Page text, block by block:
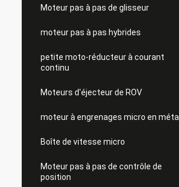
Moteur pas à pas de glisseur
moteur pas à pas hybrides
petite moto-réducteur à courant
continu
Moteurs d'éjecteur de ROV
moteur à engrenages micro en métal
Boîte de vitesse micro
Moteur pas à pas de contrôle de
position